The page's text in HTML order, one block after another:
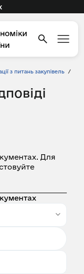
з питань закупівель
/
Для